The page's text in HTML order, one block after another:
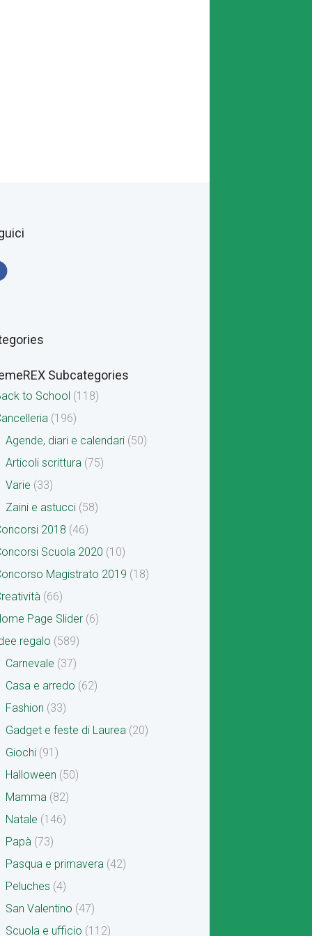
Subcategories
to School (118)
(196)
Agende, diari e calendari (50)
Articoli scrittura (75)
Varie (33)
Zaini e astucci (58)
2018 (46)
Scuola 2020 (10)
Magistrato 2019 (18)
(66)
Page Slider (6)
regalo (589)
Carnevale (37)
Casa e arredo (62)
Fashion (33)
Gadget e feste di Laurea (20)
Giochi (91)
Halloween (50)
Mamma (82)
Natale (146)
Papà (73)
Pasqua e primavera (42)
Peluches (4)
San Valentino (47)
Scuola e ufficio (112)